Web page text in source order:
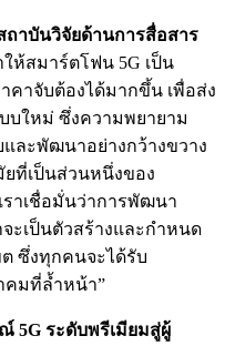
ถาบันวิจัยด้านการสื่อสาร
ห้สมาร์ตโฟน 5G เป็น
คาจับต้องได้มากขึ้น เพื่อส่ง
บใหม่ ซึ่งความพยายาม
และพัฒนาอย่างกว้างขวาง
ยที่เป็นส่วนหนึ่งของ
ราเชื่อมั่นว่าการพัฒนา
ะเป็นตัวสร้างและกำหนด
ซึ่งทุกคนจะได้รับ
คมที่ล้ำหน้า”
ณ์ 5G ระดับพรีเมียมสู่ผู้